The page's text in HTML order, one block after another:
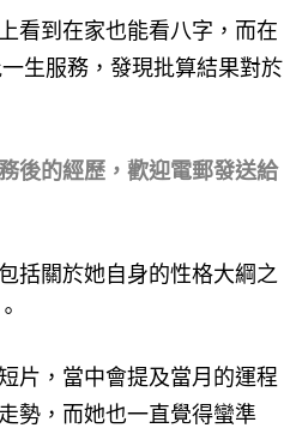
看到在家也能看八字，而在
生服務，發現批算結果對於
後的經歷，歡迎電郵發送給
括關於她自身的性格大綱之
片，當中會提及當月的運程
勢，而她也一直覺得蠻準